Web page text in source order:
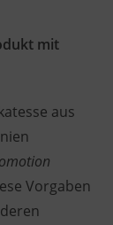
mit
aus
Vorgaben